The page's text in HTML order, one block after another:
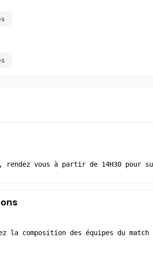
vous à partir de 14H30 pour
la composition des équipes du